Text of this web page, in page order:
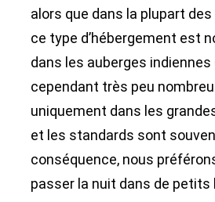
alors que dans la plupart
ce type d’hébergement est
dans les auberges
cependant très peu
uniquement dans les
et les standards sont
conséquence, nous
passer la nuit dans de